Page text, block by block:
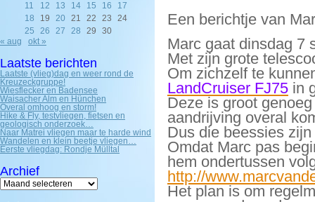
11
12 13 14 15 16
17
18
19 20 21 22 23
24
25
26 27 28 29
30
« aug
okt »
Laatste berichten
Laatste (vlieg)dag en weer rond de
Kreuzeckgruppe!
Wiesflecker en Badensee
Waisacher Alm en Hünchen
Overal omhoog en storm!
Hike & Fly, testvliegen, fietsen en
geologisch onderzoek…
Naar Matrei vliegen maar te harde wind
Wandelen en klein beetje vliegen…
Eerste vliegdag: Rondje Mülltal
Archief
Archief
Een berichtje van
Marc gaat dinsdag 7
Met zijn grote
Om zichzelf te
LandCruiser FJ75 in
Deze is groot
aandrijving overal
Dus die beessies
Omdat Marc pas
hem ondertussen
http://
Het plan is om